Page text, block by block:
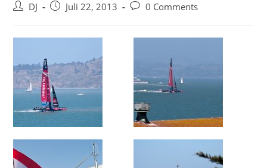
Beitrags-
DJ
BeitragJuli 22, 2013
Beitrags-
0 Comments